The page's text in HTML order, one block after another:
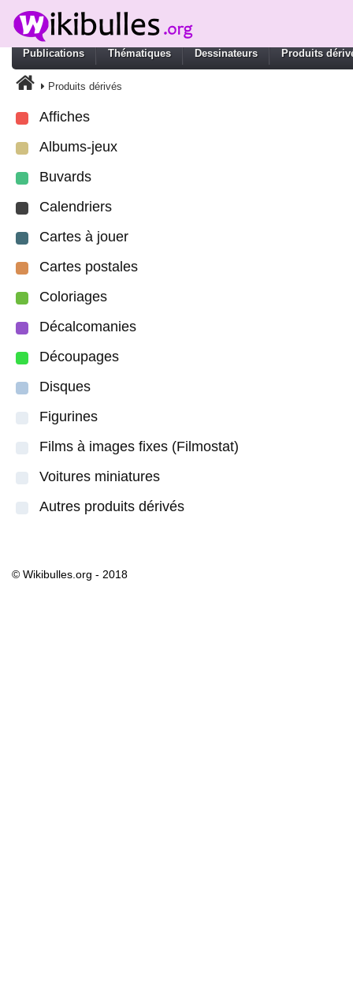
Publications Thématiques Dessinateurs Produits
Produits dérivés
Affiches
Albums-jeux
Buvards
Calendriers
Cartes à jouer
Cartes postales
Coloriages
Décalcomanies
Découpages
Disques
Figurines
Films à images fixes (Filmostat)
Voitures miniatures
Autres produits dérivés
© Wikibulles.org - 2018